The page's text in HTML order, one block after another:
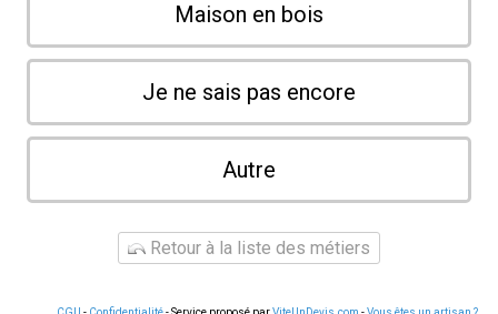
Maison en bois
Je ne sais pas encore
Autre
Retour à la liste des métiers